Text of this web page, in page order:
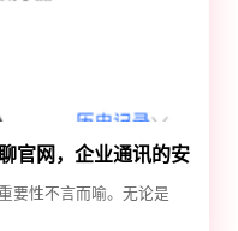
官网，企业通讯的安
要性不言而喻。无论是